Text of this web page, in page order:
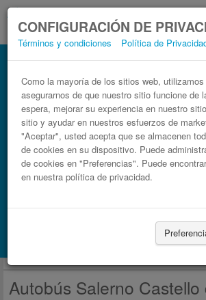
CONFIGURACIÓN DE
Términos y condiciones Política de
Como la mayoría de los sitios web,
asegurarnos de que nuestro sitio funcione de
espera, mejorar su experiencia en nuestro
sitio y ayudar en nuestros esfuerzos de
"Aceptar", usted acepta que se almacenen
de cookies en su dispositivo. Puede
de cookies en "Preferencias". Puede
en nuestra política de privacidad.
Autobús Castello del
Billetes de autobuses en
Busca también alojamiento
Autobús Salerno Castello